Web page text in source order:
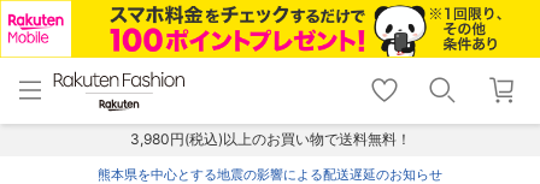
menu home
トップ
shopping_cart lock_outline
ログイン
3,980円(税込)以上のお買い物で送料無料！
熊本県を中心とする地震の影響による配送遅延のお知らせ